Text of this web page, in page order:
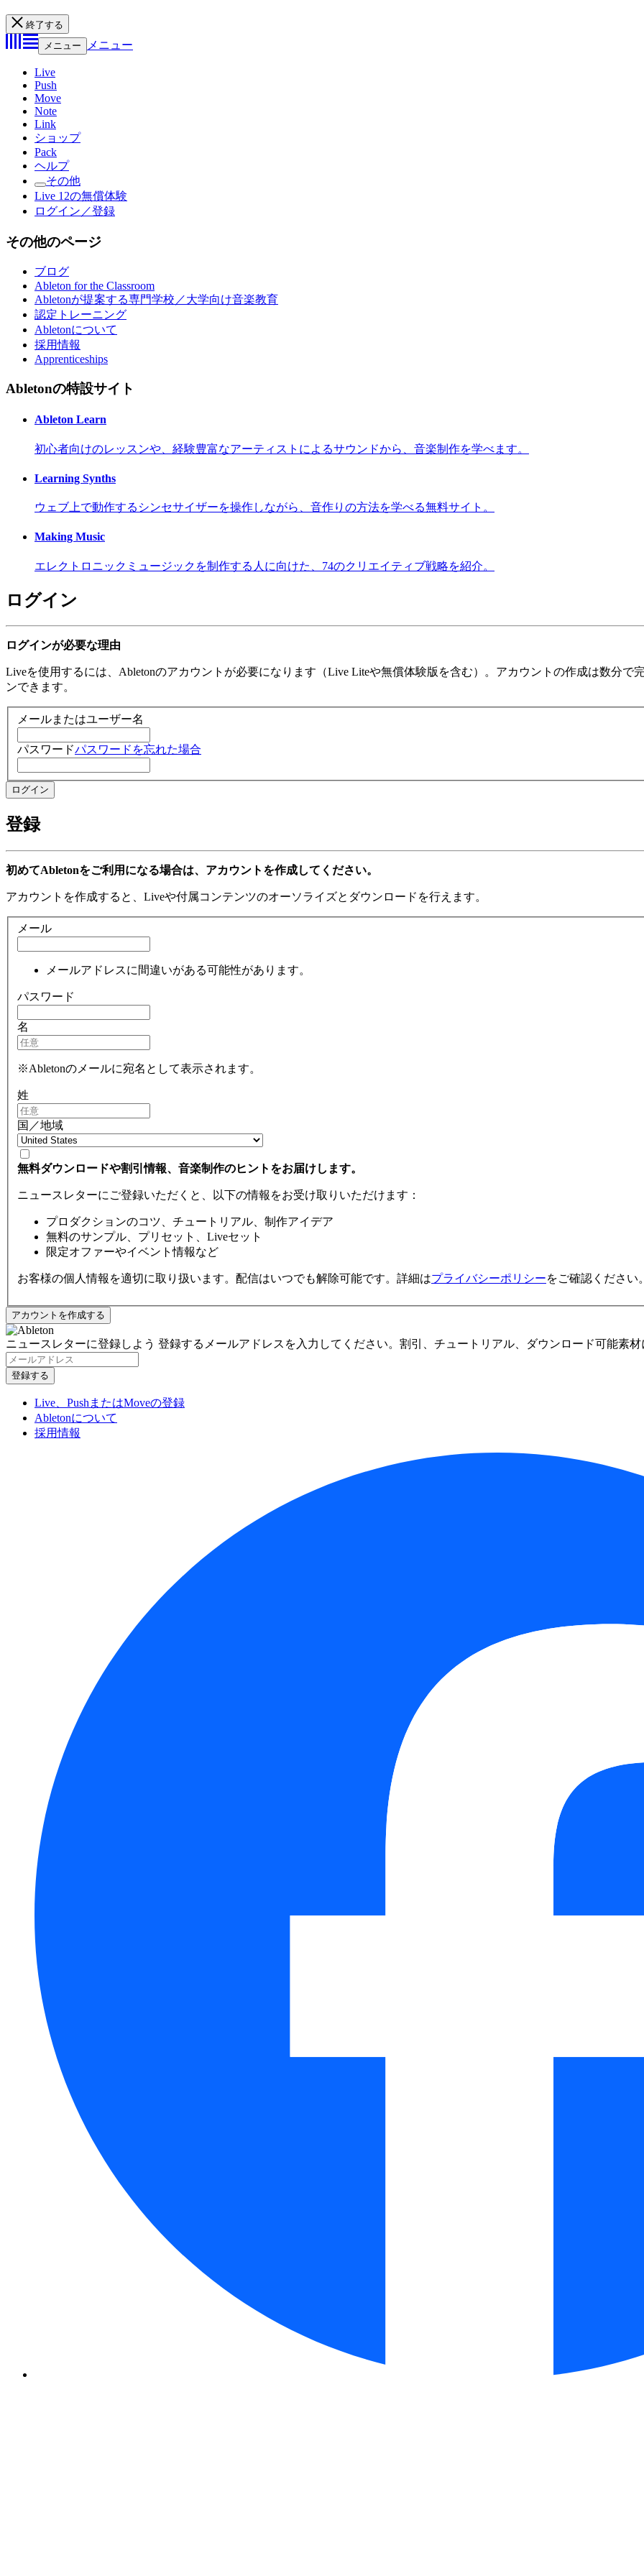
終了する
メニュー
メニュー
Live
Push
Move
Note
Link
ショップ
Pack
ヘルプ
その他
Live 12の無償体験
ログイン／登録
その他のページ
ブログ
Ableton for the Classroom
Abletonが提案する専門学校／大学向け音楽教育
認定トレーニング
Abletonについて
採用情報
Apprenticeships
Abletonの特設サイト
Ableton Learn
初心者向けのレッスンや、経験豊富なアーティストによるサウンドから、音楽制作を学べます。
Learning Synths
ウェブ上で動作するシンセサイザーを操作しながら、音作りの方法を学べる無料サイト。
Making Music
エレクトロニックミュージックを制作する人に向けた、74のクリエイティブ戦略を紹介。
ログイン
ログインが必要な理由
Liveを使用するには、Abletonのアカウントが必要になります（Live Liteや無償体験版を含む）。アカウントの作成は数分
ンできます。
メールまたはユーザー名
パスワードパスワードを忘れた場合
登録
初めてAbletonをご利用になる場合は、アカウントを作成してください。
アカウントを作成すると、Liveや付属コンテンツのオーソライズとダウンロードを行えます。
メール
メールアドレスに間違いがある可能性があります。
パスワード
名
※Abletonのメールに宛名として表示されます。
姓
国／地域
無料ダウンロードや割引情報、音楽制作のヒントをお届けします。
ニュースレターにご登録いただくと、以下の情報をお受け取りいただけます：
プロダクションのコツ、チュートリアル、制作アイデア
無料のサンプル、プリセット、Liveセット
限定オファーやイベント情報など
お客様の個人情報を適切に取り扱います。配信はいつでも解除可能です。詳細はプライバシーポリシーをご確認ください
ニュースレターに登録しよう 登録するメールアドレスを入力してください。割引、チュートリアル、ダウンロード可能素
Live、PushまたはMoveの登録
Abletonについて
採用情報